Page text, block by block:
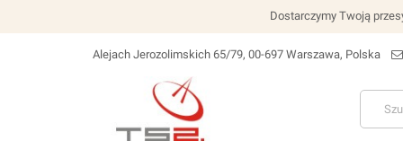
Dostarczymy Twoją
lokalizacja_na
Alejach Jerozolimskich 65/79, 00-697 Warszawa, Polska